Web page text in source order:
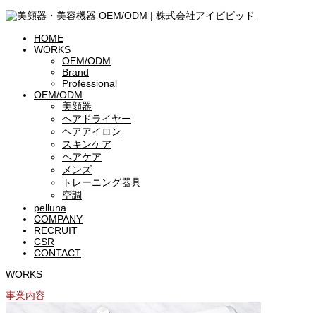
HOME
WORKS
OEM/ODM
Brand
Professional
OEM/ODM
美顔器
ヘアドライヤー
ヘアアイロン
スキンケア
ヘアケア
メンズ
トレーニング器具
空調
pelluna
COMPANY
RECRUIT
CSR
CONTACT
WORKS
事業内容